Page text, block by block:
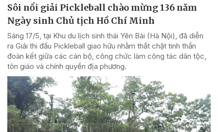
Sôi nổi giải Pickleball chào mừng 136 năm
Ngày sinh Chủ tịch Hồ Chí Minh
Sáng 17/5, tại Khu du lịch sinh thái Yên Bài (Hà Nội), đã diễn
ra Giải thi đấu Pickleball giao hữu nhằm thắt chặt tinh thần
đoàn kết giữa các cán bộ, công chức làm công tác dân tộc,
tôn giáo và chính quyền địa phương.